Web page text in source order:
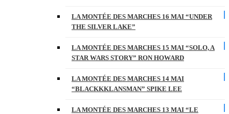
LA MONTÉE DES MARCHES 16 MAI “UNDER
THE SILVER LAKE”
LA MONTÉE DES MARCHES 15 MAI “SOLO, A
STAR WARS STORY” RON HOWARD
LA MONTÉE DES MARCHES 14 MAI
“BLACKKKLANSMAN” SPIKE LEE
LA MONTÉE DES MARCHES 13 MAI “LE